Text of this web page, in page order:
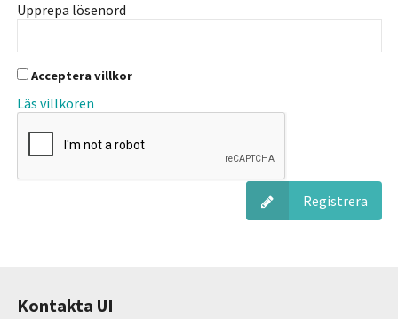
Upprepa lösenord
Acceptera villkor
Läs villkoren
Registrera
Kontakta UI